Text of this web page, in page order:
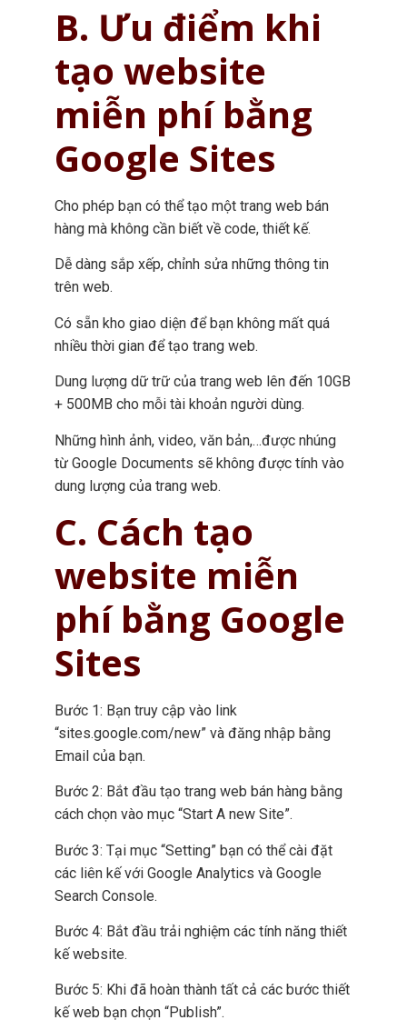
B. Ưu điểm khi
tạo website
miễn phí bằng
Google Sites
Cho phép bạn có thể tạo một trang web bán
hàng mà không cần biết về code, thiết kế.
Dễ dàng sắp xếp, chỉnh sửa những thông tin
trên web.
Có sẵn kho giao diện để bạn không mất quá
nhiều thời gian để tạo trang web.
Dung lượng dữ trữ của trang web lên đến 10GB
+ 500MB cho mỗi tài khoản người dùng.
Những hình ảnh, video, văn bản,…được nhúng
từ Google Documents sẽ không được tính vào
dung lượng của trang web.
C. Cách tạo
website miễn
phí bằng Google
Sites
Bước 1: Bạn truy cập vào link
“sites.google.com/new” và đăng nhập bằng
Email của bạn.
Bước 2: Bắt đầu tạo trang web bán hàng bằng
cách chọn vào mục “Start A new Site”.
Bước 3: Tại mục “Setting” bạn có thể cài đặt
các liên kế với Google Analytics và Google
Search Console.
Bước 4: Bắt đầu trải nghiệm các tính năng thiết
kế website.
Bước 5: Khi đã hoàn thành tất cả các bước thiết
kế web bạn chọn “Publish”.